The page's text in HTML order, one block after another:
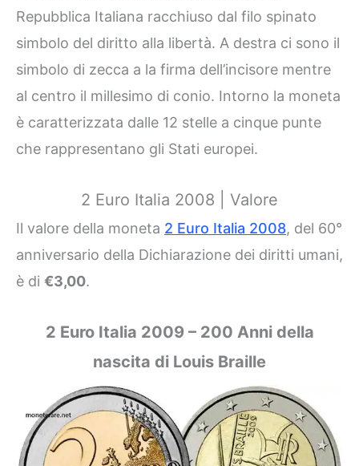
Repubblica Italiana racchiuso dal filo spinato
simbolo del diritto alla libertà. A destra ci sono il
simbolo di zecca a la firma dell’incisore mentre
al centro il millesimo di conio. Intorno la moneta
è caratterizzata dalle 12 stelle a cinque punte
che rappresentano gli Stati europei.
2 Euro Italia 2008 | Valore
Il valore della moneta 2 Euro Italia 2008, del 60°
anniversario della Dichiarazione dei diritti umani,
è di €3,00.
2 Euro Italia 2009 – 200 Anni della
nascita di Louis Braille